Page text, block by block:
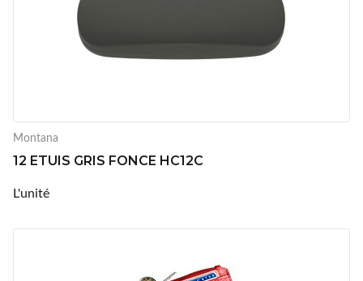
Montana
12 ETUIS GRIS FONCE HC12C
L'unité